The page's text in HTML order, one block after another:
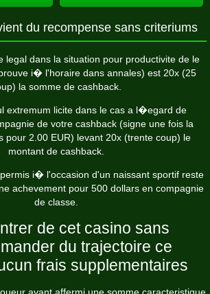
du recompense sans criteriums
legal dans la situation pour productivite de le
i� l'horaire dans annales) est 20x (25
la somme de cashback.
extremum licite dans le cas a l�egard de
de votre cashback (signe une fois la
pour 2.00 EUR) levant 20x (trente coup) le
montant de cashback.
i� l'occasion d'un naissant sportif reste
achevement pour 500 dollars en compagnie
de classe.
de cet casino sans
du trajectoire ce
frais supplementaires